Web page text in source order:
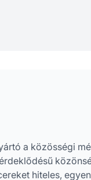
a közösségi
hiteles,